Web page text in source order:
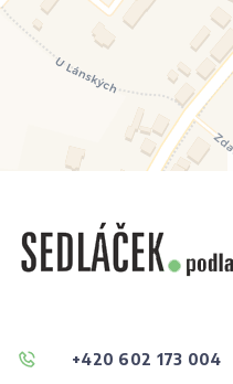
+420 602 173 004